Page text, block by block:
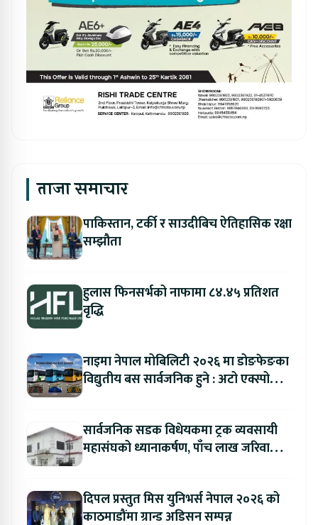
ताजा समाचार
पाकिस्तान, टर्की र साउदीबिच ऐतिहासिक रक्षा
सम्झौता
हुलास फिनसर्भको नाफामा ८४.४५ प्रतिशत
वृद्धि
नाइमा नेपाल मोबिलिटी २०२६ मा डोङफेङका
विद्युतीय बस सार्वजनिक हुने : अटो एक्स्पोमा
सार्वजनिक सडक विधेयकमा ट्रक व्यवसायी
महासंघको ध्यानाकर्षण, पाँच लाख जरिवाना
दिपल प्रस्तुत मिस युनिभर्स नेपाल २०२६ को
काठमाडौंमा ग्रान्ड अडिसन सम्पन्न